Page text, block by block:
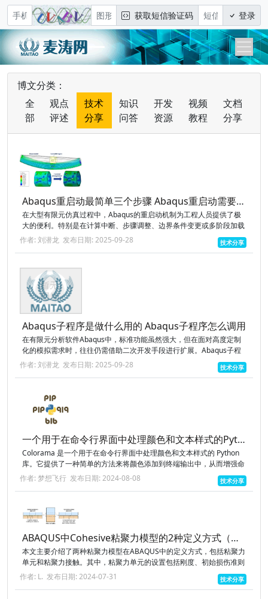
获取短信验证码 登录
博文分类：
全
部
观点
评述
技术
分享
知识
问答
开发
资源
视频
教程
文档
分享
Abaqus重启动最简单三个步骤 Abaqus重启动需要哪些文件
在大型有限元仿真过程中，Abaqus的重启动机制为工程人员提供了极
大的便利。特别是在计算中断、步骤调整、边界条件变更或多阶段加载
的场景中，通过重启动功能可以从中间点接续仿真，避免从头再算，显
著节省时间...
作者: 刘潜龙 发布日期: 2025-09-28 技术分享
Abaqus子程序是做什么用的 Abaqus子程序怎么调用
在有限元分析软件Abaqus中，标准功能虽然强大，但在面对高度定制
化的模拟需求时，往往仍需借助二次开发手段进行扩展。Abaqus子程
序便是实现这一目标的关键接口，通过用户自定义的Fortran代码，控...
作者: 刘潜龙 发布日期: 2025-09-28 技术分享
一个用于在命令行界面中处理颜色和文本样式的Python 库Colorama
Colorama 是一个用于在命令行界面中处理颜色和文本样式的 Python
库。它提供了一种简单的方法来将颜色添加到终端输出中，从而增强命
令行工具的可读性和美观性。Colorama 的主要功能是为跨...
作者: 梦想飞行 发布日期: 2024-08-08 技术分享
ABAQUS中Cohesive粘聚力模型的2种定义方式（附案例操作步骤）
本文主要介绍了两种粘聚力模型在ABAQUS中的定义方式，包括粘聚力
单元和粘聚力接触。其中，粘聚力单元的设置包括刚度、初始损伤准则
和损伤演化规律等，而粘聚力接触的设置包括粘聚力接触属性、初始损
伤准则和损...
作者: L. 发布日期: 2024-07-31 技术分享